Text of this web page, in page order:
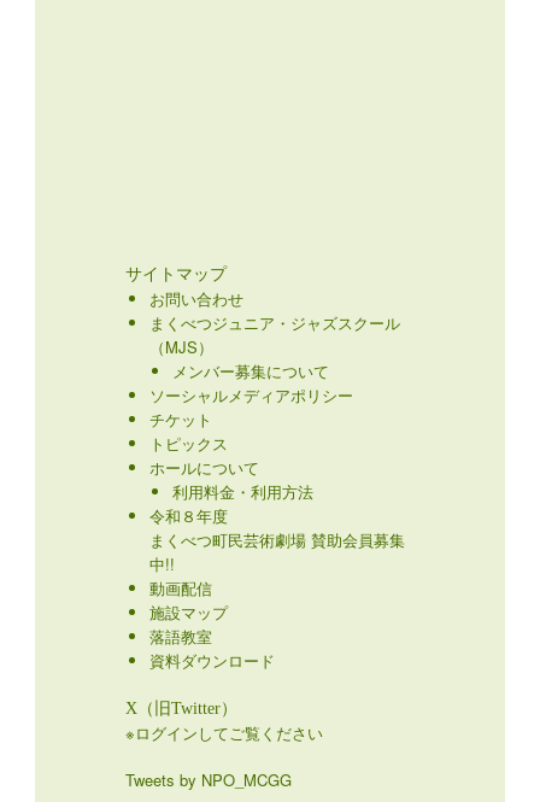
サイトマップ
お問い合わせ
まくべつジュニア・ジャズスクール
（MJS）
メンバー募集について
ソーシャルメディアポリシー
チケット
トピックス
ホールについて
利用料金・利用方法
令和８年度
まくべつ町民芸術劇場 賛助会員募集
中!!
動画配信
施設マップ
落語教室
資料ダウンロード
X（旧Twitter）
※ログインしてご覧ください
Tweets by NPO_MCGG